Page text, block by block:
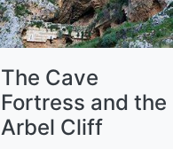
The Cave
Fortress and the
Arbel Cliff